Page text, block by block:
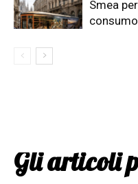
Smea
Gli articoli